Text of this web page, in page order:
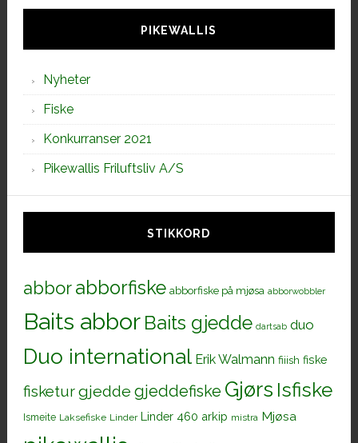
PIKEWALLIS
Nyheter
Fiske
Konkurranser 2021
Pikewallis Friluftsliv A/S
STIKKORD
abborabborfiske abborfiske på mjøsa abborwobbler
Baits abbor Baits gjedde dartsab duo
Duo international Erik Walmann fiiish fiske
fisketurgjedde gjeddefiske Gjørs Isfiske
Ismeite Laksefiske Linder Linder 460 arkip mistra Mjøsa